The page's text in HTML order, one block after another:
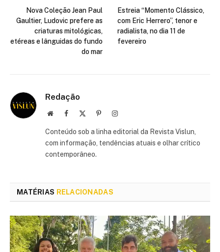
Nova Coleção Jean Paul
Gaultier, Ludovic prefere as
criaturas mitológicas,
etéreas e lânguidas do fundo
do mar
Estreia “Momento Clássico,
com Eric Herrero”, tenor e
radialista, no dia 11 de
fevereiro
Redação
Site Facebook PinterestInstagram
Conteúdo sob a linha editorial da Revista Vislun,
com informação, tendências atuais e olhar crítico
contemporâneo.
MATÉRIAS RELACIONADAS